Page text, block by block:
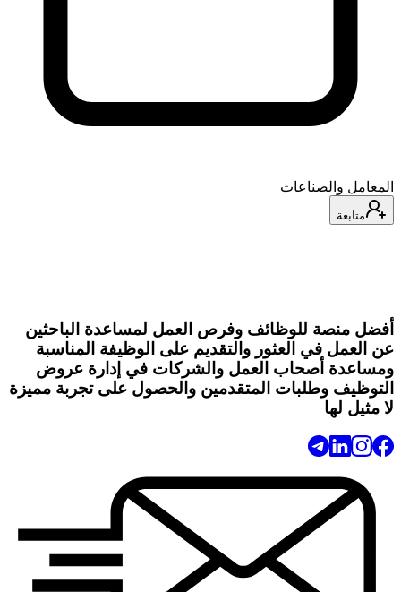
المعامل والصناعات
متابعة
أفضل منصة للوظائف وفرص العمل لمساعدة الباحثين
عن العمل في العثور والتقديم على الوظيفة المناسبة
ومساعدة أصحاب العمل والشركات في إدارة عروض
التوظيف وطلبات المتقدمين والحصول على تجربة مميزة
لا مثيل لها